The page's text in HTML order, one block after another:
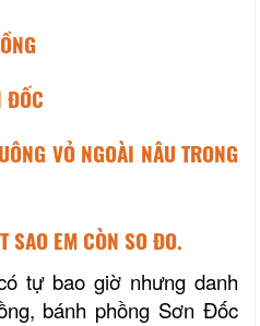
VỎ NGOÀI NÂU TRONG
EM CÒN SO ĐO.
tự bao giờ nhưng danh
bánh phồng Sơn Đốc